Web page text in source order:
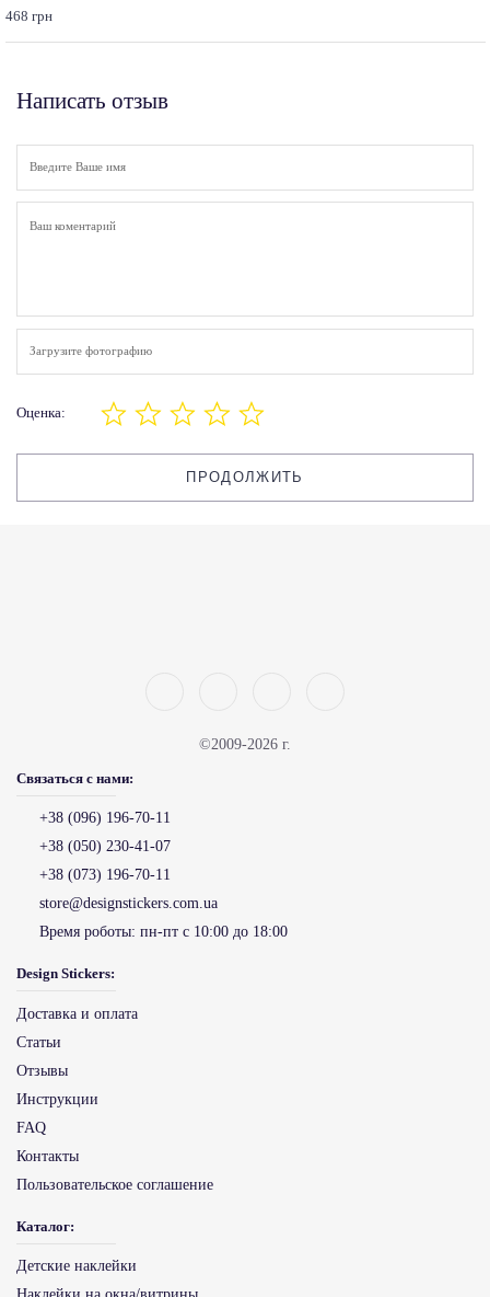
468 грн
Написать отзыв
Загрузите фотографию
Оценка:
ПРОДОЛЖИТЬ
©2009-2026 г.
Связаться с нами:
+38 (096) 196-70-11
+38 (050) 230-41-07
+38 (073) 196-70-11
store@designstickers.com.ua
Время роботы: пн-пт с 10:00 до 18:00
Design Stickers:
Доставка и оплата
Статьи
Отзывы
Инструкции
FAQ
Контакты
Пользовательское соглашение
Каталог:
Детские наклейки